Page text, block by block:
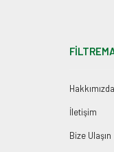
Hakkımızda
İletişim
Bize Ulaşın